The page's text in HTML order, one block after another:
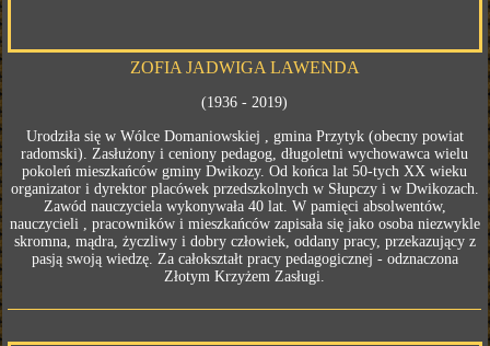
ZOFIA JADWIGA LAWENDA
(1936 - 2019)
Urodziła się w Wólce Domaniowskiej , gmina Przytyk (obecny powiat
radomski). Zasłużony i ceniony pedagog, długoletni wychowawca wielu
pokoleń mieszkańców gminy Dwikozy. Od końca lat 50-tych XX wieku
organizator i dyrektor placówek przedszkolnych w Słupczy i w Dwikozach.
Zawód nauczyciela wykonywała 40 lat. W pamięci absolwentów,
nauczycieli , pracowników i mieszkańców zapisała się jako osoba niezwykle
skromna, mądra, życzliwy i dobry człowiek, oddany pracy, przekazujący z
pasją swoją wiedzę. Za całokształt pracy pedagogicznej - odznaczona
Złotym Krzyżem Zasługi.